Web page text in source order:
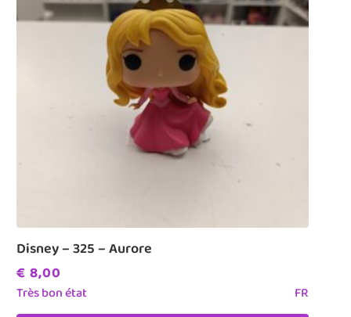
Disney – 325 – Aurore
€ 8,00
Très bon état FR